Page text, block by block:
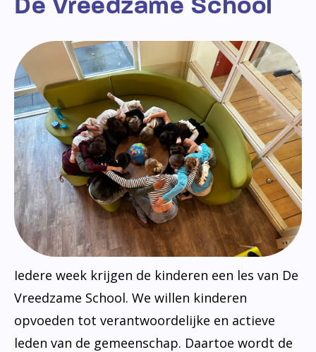
Iedere week krijgen de kinderen een les van De
Vreedzame School. We willen kinderen
opvoeden tot verantwoordelijke en actieve
leden van de gemeenschap. Daartoe wordt de